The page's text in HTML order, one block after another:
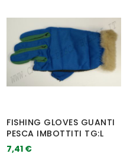
FISHING GLOVES GUANTI
PESCA IMBOTTITI TG:L
7,41 €